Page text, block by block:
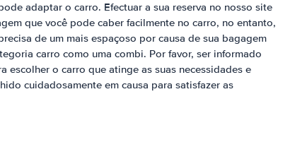
adaptar o carro. Efectuar a sua reserva no nosso site
que você pode caber facilmente no carro, no entanto,
de um mais espaçoso por causa de sua bagagem
carro como uma combi. Por favor, ser informado
escolher o carro que atinge as suas necessidades e
cuidadosamente em causa para satisfazer as